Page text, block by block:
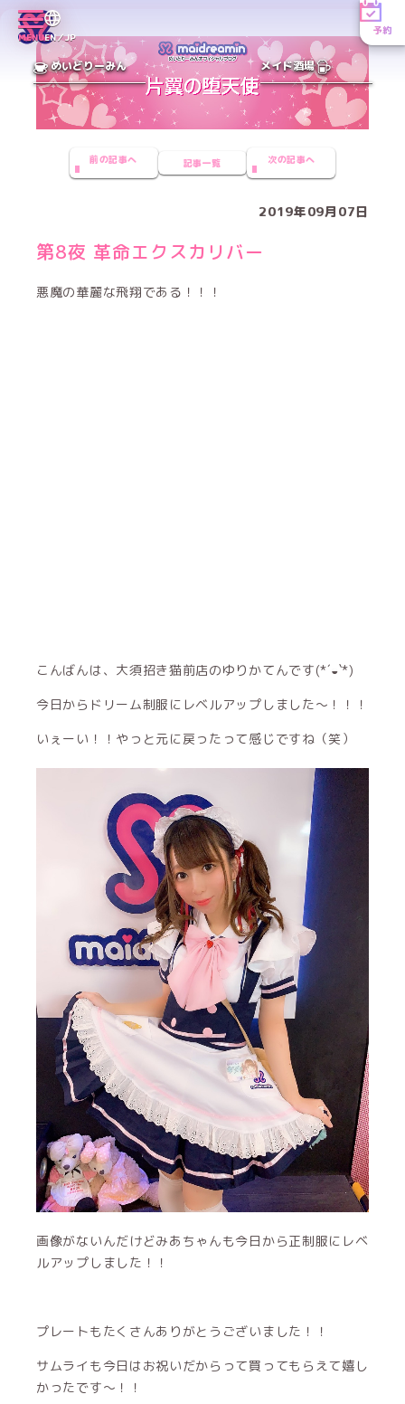
MENUEN／JP
予約
めいどりーみん メイド酒場
前の記事へ 記事一覧 次の記事へ
2019年09月07日
第8夜 革命エクスカリバー
悪魔の華麗な飛翔である！！！
こんばんは、大須招き猫前店のゆりかてんです(*´◒`*)
今日からドリーム制服にレベルアップしました〜！！！
いぇーい！！やっと元に戻ったって感じですね（笑）
画像がないんだけどみあちゃんも今日から正制服にレベ
ルアップしました！！
プレートもたくさんありがとうございました！！
サムライも今日はお祝いだからって買ってもらえて嬉し
かったです〜！！